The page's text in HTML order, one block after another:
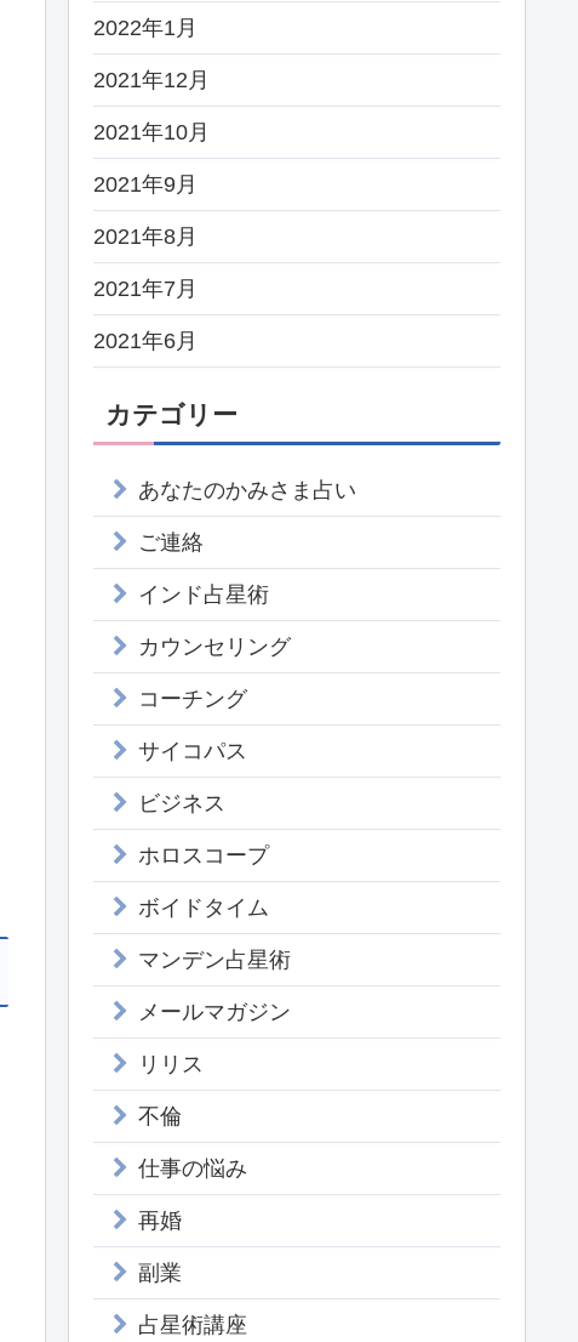
2022年1月
2021年12月
2021年10月
2021年9月
2021年8月
2021年7月
2021年6月
カテゴリー
あなたのかみさま占い
ご連絡
インド占星術
カウンセリング
コーチング
サイコパス
ビジネス
ホロスコープ
ボイドタイム
マンデン占星術
メールマガジン
リリス
不倫
仕事の悩み
再婚
副業
占星術講座